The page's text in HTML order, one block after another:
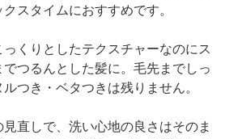
スタイムにおすすめです。
っくりとしたテクスチャーなのにス
つるんとした髪に。毛先までしっ
つき・ベタつきは残りません。
直しで、洗い心地の良さはそのま